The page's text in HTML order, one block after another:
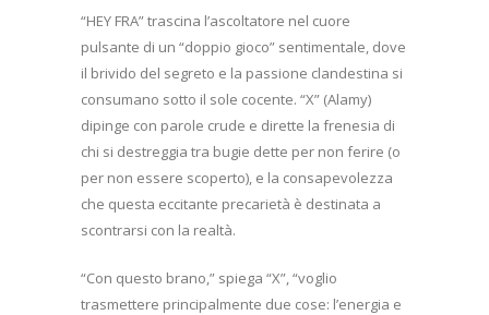
“HEY FRA” trascina l’ascoltatore nel cuore
pulsante di un “doppio gioco” sentimentale, dove
il brivido del segreto e la passione clandestina si
consumano sotto il sole cocente. “X” (Alamy)
dipinge con parole crude e dirette la frenesia di
chi si destreggia tra bugie dette per non ferire (o
per non essere scoperto), e la consapevolezza
che questa eccitante precarietà è destinata a
scontrarsi con la realtà.
“Con questo brano,” spiega “X”, “voglio
trasmettere principalmente due cose: l’energia e